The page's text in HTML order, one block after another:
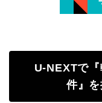
U-NEXTで
件』を